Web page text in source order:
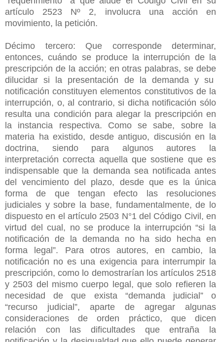
artículo 2523 Nº 2, involucra una acción en
movimiento, la petición.
Décimo tercero: Que corresponde determinar,
entonces, cuándo se produce la interrupción de la
prescripción de la acción; en otras palabras, se debe
dilucidar si la presentación de la demanda y su
notificación constituyen elementos constitutivos de la
interrupción, o, al contrario, si dicha notificación sólo
resulta una condición para alegar la prescripción en
la instancia respectiva. Como se sabe, sobre la
materia ha existido, desde antiguo, discusión en la
doctrina, siendo para algunos autores la
interpretación correcta aquella que sostiene que es
indispensable que la demanda sea notificada antes
del vencimiento del plazo, desde que es la única
forma de que tengan efecto las resoluciones
judiciales y sobre la base, fundamentalmente, de lo
dispuesto en el artículo 2503 N°1 del Código Civil, en
virtud del cual, no se produce la interrupción “si la
notificación de la demanda no ha sido hecha en
forma legal”. Para otros autores, en cambio, la
notificación no es una exigencia para interrumpir la
prescripción, como lo demostrarían los artículos 2518
y 2503 del mismo cuerpo legal, que solo refieren la
necesidad de que exista “demanda judicial” o
“recurso judicial”, aparte de agregar algunas
consideraciones de orden práctico, que dicen
relación con las dificultades que entraña la